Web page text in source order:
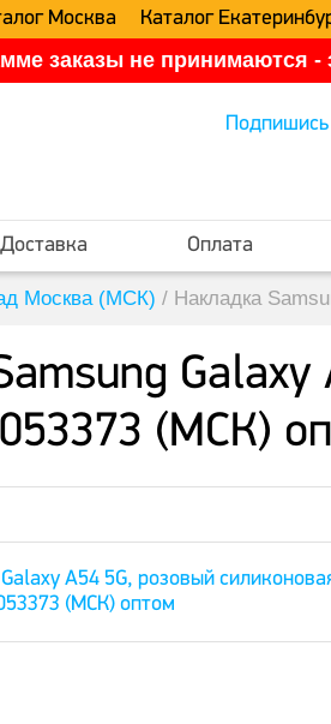
Москва Каталог
заказы не принимаются
Доставка Оплата
Москва (МСК) / Накладка
(МСК)